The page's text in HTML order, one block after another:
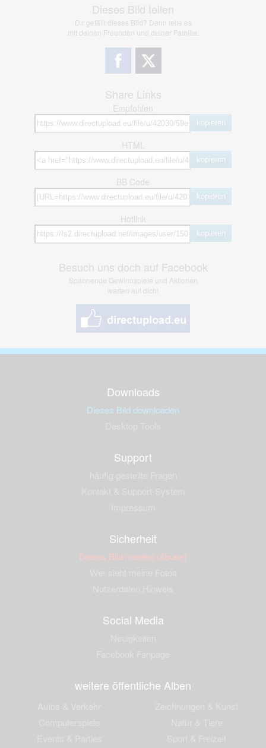
Dieses Bild teilen
Dir gefällt dieses Bild? Dann teile es
mit deinen Freunden und deiner Familie.
Share Links
Empfohlen
kopieren
HTML
kopieren
BB Code
kopieren
Hotlink
kopieren
Besuch uns doch auf Facebook
Spannende Gewinnspiele und Aktionen
warten auf dich!
Downloads
Dieses Bild downloaden
Support
Sicherheit
Dieses Bild melden (Abuse)
Social Media
weitere öffentliche Alben